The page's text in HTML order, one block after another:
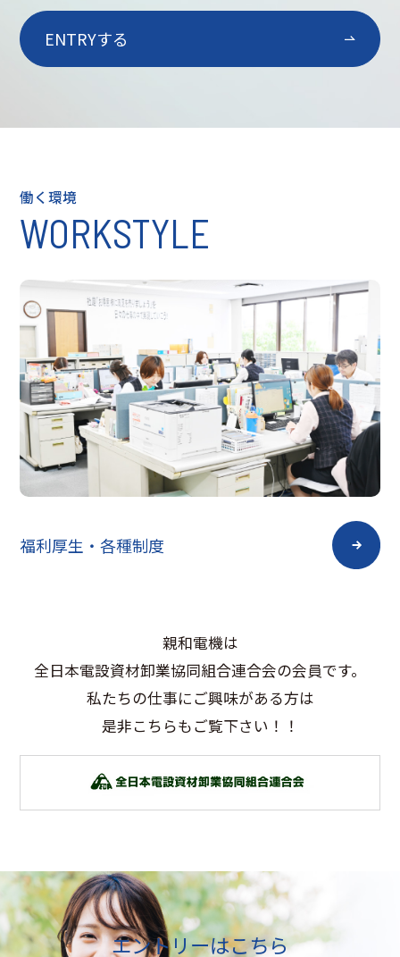
ENTRYする
働く環境
WORKSTYLE
福利厚生・各種制度
親和電機は
全日本電設資材卸業協同組合連合会の会員です。
私たちの仕事にご興味がある方は
是非こちらもご覧下さい！！
エントリーはこちら